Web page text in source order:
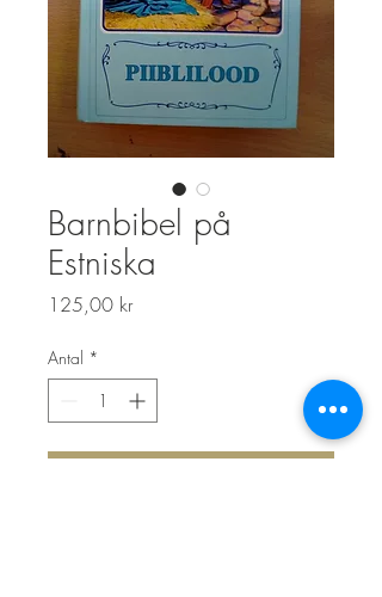
Barnbibel på
Estniska
125,00 krPris
Antal *